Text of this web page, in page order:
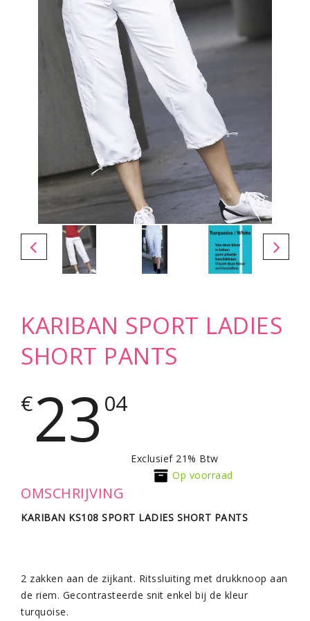
KARIBAN SPORT LADIES
SHORT PANTS
€23 04
Exclusief 21% Btw
Op voorraad
OMSCHRIJVING
KARIBAN KS108 SPORT LADIES SHORT PANTS
2 zakken aan de zijkant. Ritssluiting met drukknoop aan
de riem. Gecontrasteerde snit enkel bij de kleur
turquoise.